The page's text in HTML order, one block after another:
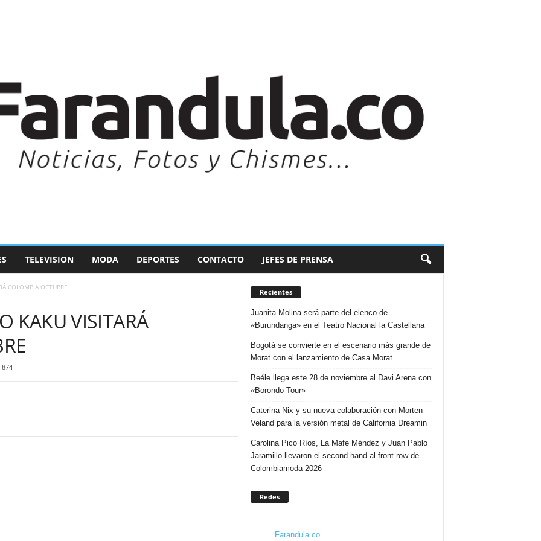
TELEVISION MODA DEPORTES CONTACTO JEFES DE PRENSA
COLOMBIA OCTUBRE
KAKU VISITARÁ
874
Recientes
Juanita Molina será parte del elenco de
«Burundanga» en el Teatro Nacional la Castellana
Bogotá se convierte en el escenario más grande de
Morat con el lanzamiento de Casa Morat
Beéle llega este 28 de noviembre al Davi Arena con
«Borondo Tour»
Caterina Nix y su nueva colaboración con Morten
Veland para la versión metal de California Dreamin
Carolina Pico Ríos, La Mafe Méndez y Juan Pablo
Jaramillo llevaron el second hand al front row de
Colombiamoda 2026
Redes
Farandula.co